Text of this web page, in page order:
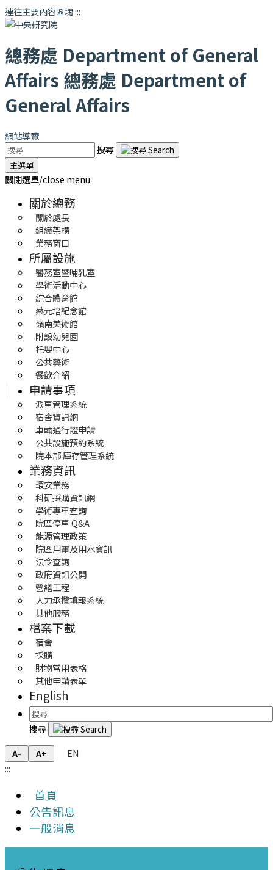
連往主要內容區塊:::
總務處 Department of General
Affairs 總務處 Department of
General Affairs
網站導覽
搜尋
主選單
關閉選單/close menu
關於總務
關於處長
組織架構
業務窗口
所屬設施
醫務室暨哺乳室
學術活動中心
綜合體育館
蔡元培紀念館
嶺南美術館
附設幼兒園
托嬰中心
公共藝術
餐飲介紹
申請事項
派車管理系統
宿舍資訊網
車輛通行證申請
公共設施預約系統
院本部 庫存管理系統
業務資訊
環安業務
科研採購資訊網
學術專車查詢
院區停車 Q&A
能源管理政策
院區用電及用水資訊
法令查詢
政府資訊公開
營繕工程
人力承攬填報系統
其他服務
檔案下載
宿舍
採購
財物常用表格
其他申請表單
English
搜尋
A- A+
EN
:::
首頁
公告訊息
一般消息